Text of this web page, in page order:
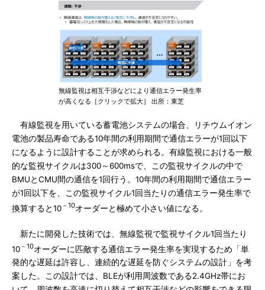
無線監視は相互干渉などにより通信エラー発生率
が高くなる［クリックで拡大］ 出所：東芝
有線監視を用いている蓄電池システムの場合、リチウムイオン
電池の製品寿命である10年間の利用期間で通信エラーが1回以下
になるように設計することが求められる。有線監視における一般
的な監視サイクルは300～600msで、この監視サイクルの中で
BMUとCMU間の通信を1回行う。10年間の利用期間で通信エラー
が1回以下を、この監視サイクル1回当たりの通信エラー発生率で
換算すると10 －10オーダーと極めて小さい値になる。
新たに開発した技術では、無線監視で監視サイクル1回当たり
10 －10オーダーに匹敵する通信エラー発生率を実現するため「単
発的な遅延は許容し、連続的な遅延を防ぐシステムの設計」を考
案した。この設計では、BLEが利用周波数である2.4GHz帯にお